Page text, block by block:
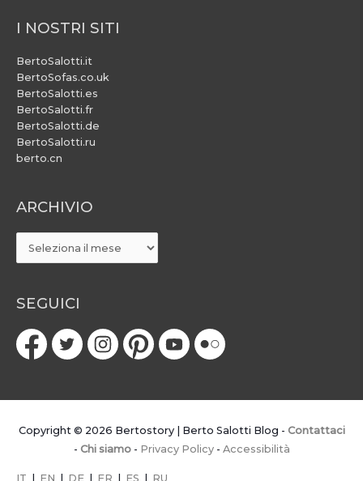
I NOSTRI SITI
BertoSalotti.it
BertoSofas.co.uk
BertoSalotti.es
BertoSalotti.fr
BertoSalotti.de
BertoSalotti.ru
berto.cn
ARCHIVIO
ARCHIVIO
SEGUICI
Copyright © 2026 Bertostory | Berto Salotti Blog - Contattaci
- Chi siamo- Privacy Policy- Accessibilità
IT | EN | DE | FR | ES | RU